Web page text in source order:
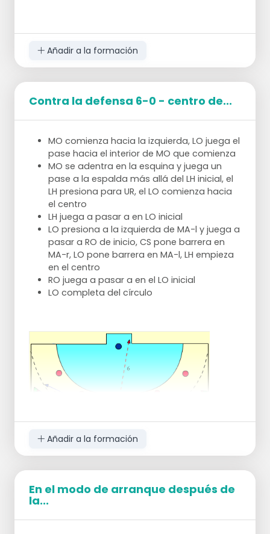
Añadir a la formación
Contra la defensa 6-0 - centro de...
MO comienza hacia la izquierda, LO juega el
pase hacia el interior de MO que comienza
MO se adentra en la esquina y juega un
pase a la espalda más allá del LH inicial, el
LH presiona para UR, el LO comienza hacia
el centro
LH juega a pasar a en LO inicial
LO presiona a la izquierda de MA-l y juega a
pasar a RO de inicio, CS pone barrera en
MA-r, LO pone barrera en MA-l, LH empieza
en el centro
RO juega a pasar a en el LO inicial
LO completa del círculo
Añadir a la formación
En el modo de arranque después de
la...